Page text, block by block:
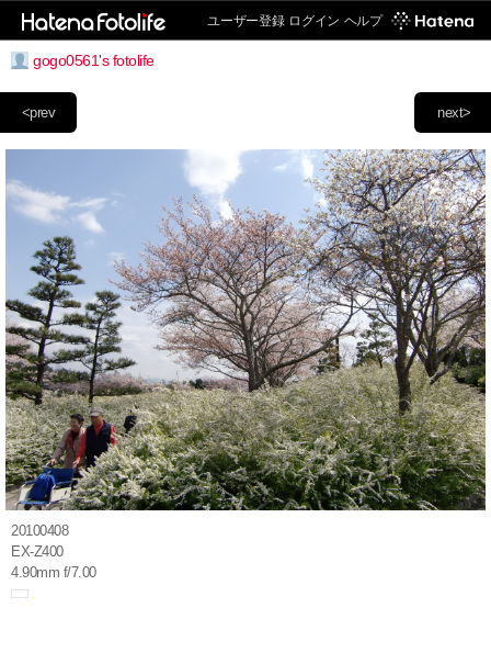
ユーザー登録 ログイン ヘルプ
gogo0561's fotolife
next>
<prev
20100408
EX-Z400
4.90mm f/7.00